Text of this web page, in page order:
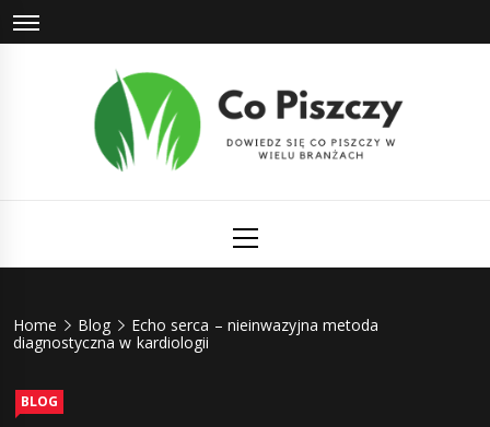
Skip
to
Menu
Home Blog
Echo serca – nieinwazyjna metoda
diagnostyczna w kardiologii
BLOG